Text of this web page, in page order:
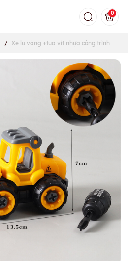
0
/ Xe lu vàng +tua vít nhựa công trình